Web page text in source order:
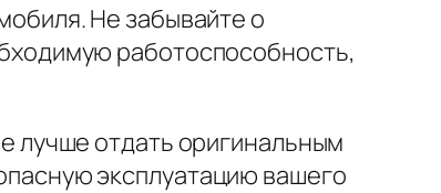
Не забывайте о
работоспособность,
лучше отдать оригинальным
эксплуатацию вашего